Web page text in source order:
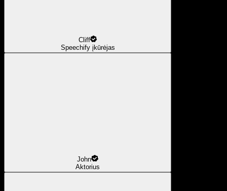
Cliff
Speechify įkūrėjas
John
Aktorius